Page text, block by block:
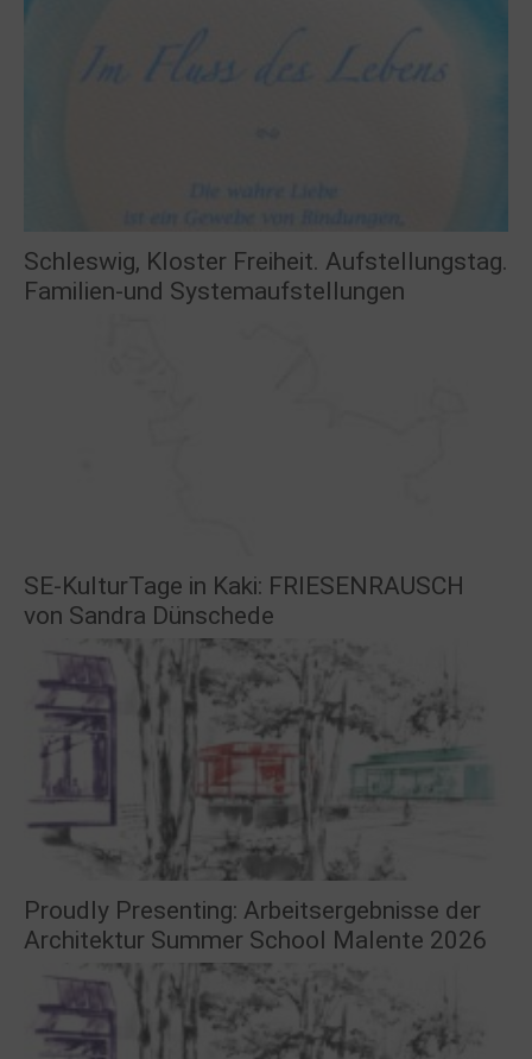
Schleswig, Kloster Freiheit. Aufstellungstag.
Familien-und Systemaufstellungen
SE-KulturTage in Kaki: FRIESENRAUSCH
von Sandra Dünschede
Proudly Presenting: Arbeitsergebnisse der
Architektur Summer School Malente 2026